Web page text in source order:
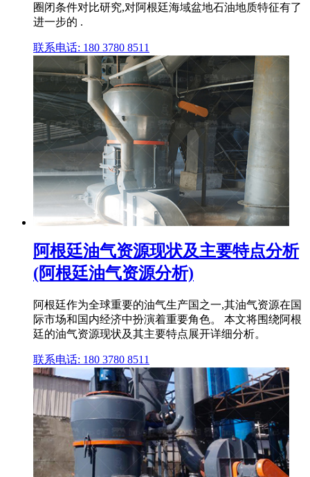
圈闭条件对比研究,对阿根廷海域盆地石油地质特征有了
进一步的 .
联系电话: 180 3780 8511
阿根廷油气资源现状及主要特点分析
(阿根廷油气资源分析)
阿根廷作为全球重要的油气生产国之一,其油气资源在国
际市场和国内经济中扮演着重要角色。 本文将围绕阿根
廷的油气资源现状及其主要特点展开详细分析。
联系电话: 180 3780 8511